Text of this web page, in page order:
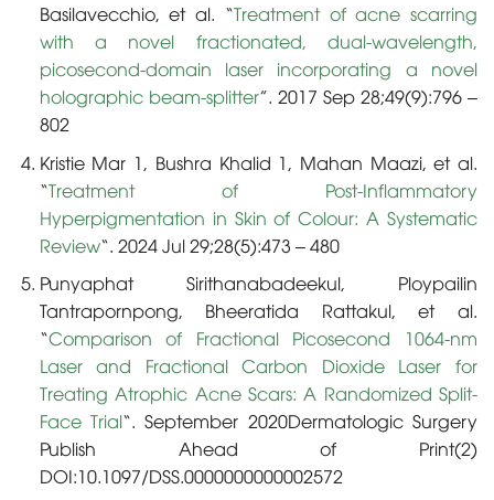
Basilavecchio, et al. “Treatment of acne scarring
with a novel fractionated, dual‐wavelength,
picosecond‐domain laser incorporating a novel
holographic beam‐splitter”. 2017 Sep 28;49(9):796 –
802
Kristie Mar 1, Bushra Khalid 1, Mahan Maazi, et al.
“Treatment of Post-Inflammatory
Hyperpigmentation in Skin of Colour: A Systematic
Review“. 2024 Jul 29;28(5):473 – 480
Punyaphat Sirithanabadeekul, Ploypailin
Tantrapornpong, Bheeratida Rattakul, et al.
“Comparison of Fractional Picosecond 1064-nm
Laser and Fractional Carbon Dioxide Laser for
Treating Atrophic Acne Scars: A Randomized Split-
Face Trial“. September 2020Dermatologic Surgery
Publish Ahead of Print(2)
DOI:10.1097/DSS.0000000000002572